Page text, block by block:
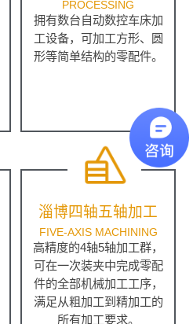
PROCESSING
拥有数台自动数控车床加
工设备，可加工方形、圆
形等简单结构的零配件。
淄博四轴五轴加工
FIVE-AXIS MACHINING
高精度的4轴5轴加工群，
可在一次装夹中完成零配
件的全部机械加工工序，
满足从粗加工到精加工的
所有加工要求。